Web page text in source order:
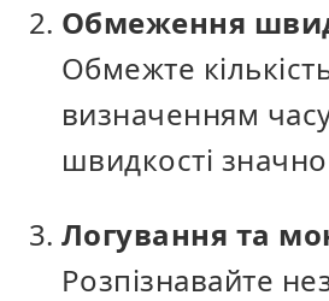
Обмеження
Обмежте
визначенням
швидкості
Логування та
Розпізнавайте